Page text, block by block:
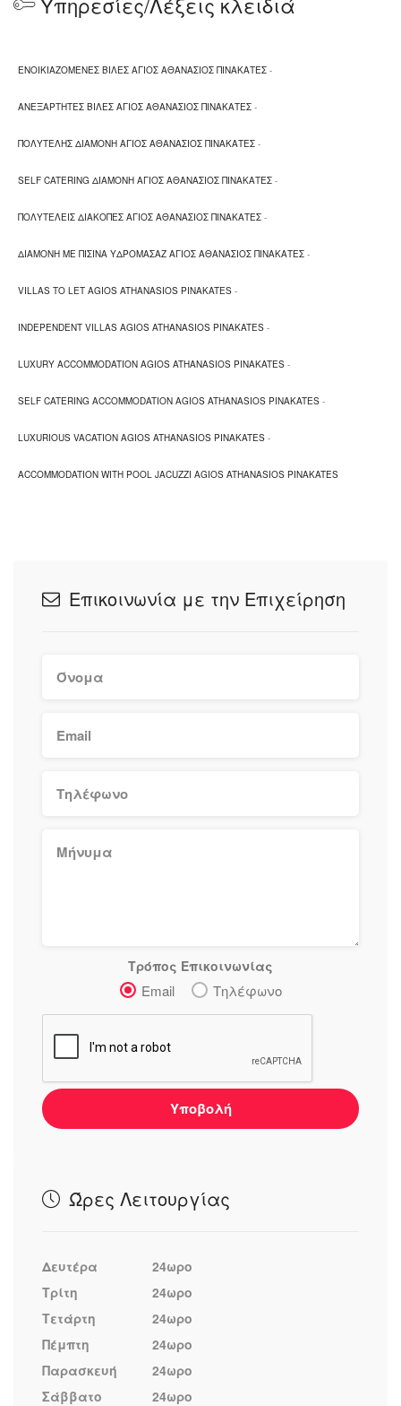
ΕΝΟΙΚΙΑΖΟΜΕΝΕΣ ΒΙΛΕΣ ΑΓΙΟΣ ΑΘΑΝΑΣΙΟΣ ΠΙΝΑΚΑΤΕΣ -
ΑΝΕΞΑΡΤΗΤΕΣ ΒΙΛΕΣ ΑΓΙΟΣ ΑΘΑΝΑΣΙΟΣ ΠΙΝΑΚΑΤΕΣ -
ΠΟΛΥΤΕΛΗΣ ΔΙΑΜΟΝΗ ΑΓΙΟΣ ΑΘΑΝΑΣΙΟΣ ΠΙΝΑΚΑΤΕΣ -
SELF CATERING ΔΙΑΜΟΝΗ ΑΓΙΟΣ ΑΘΑΝΑΣΙΟΣ ΠΙΝΑΚΑΤΕΣ -
ΠΟΛΥΤΕΛΕΙΣ ΔΙΑΚΟΠΕΣ ΑΓΙΟΣ ΑΘΑΝΑΣΙΟΣ ΠΙΝΑΚΑΤΕΣ -
ΔΙΑΜΟΝΗ ΜΕ ΠΙΣΙΝΑ ΥΔΡΟΜΑΣΑΖ ΑΓΙΟΣ ΑΘΑΝΑΣΙΟΣ ΠΙΝΑΚΑΤΕΣ -
VILLAS TO LET AGIOS ATHANASIOS PINAKATES -
INDEPENDENT VILLAS AGIOS ATHANASIOS PINAKATES -
LUXURY ACCOMMODATION AGIOS ATHANASIOS PINAKATES -
SELF CATERING ACCOMMODATION AGIOS ATHANASIOS PINAKATES -
LUXURIOUS VACATION AGIOS ATHANASIOS PINAKATES -
ACCOMMODATION WITH POOL JACUZZI AGIOS ATHANASIOS PINAKATES
Επικοινωνία με την Επιχείρηση
Τρόπος Επικοινωνίας
Email Τηλέφωνο
Υποβολή
Ώρες Λειτουργίας
Δευτέρα
24ωρο
Τρίτη
24ωρο
Τετάρτη
24ωρο
Πέμπτη
24ωρο
Παρασκευή
24ωρο
Σάββατο
24ωρο